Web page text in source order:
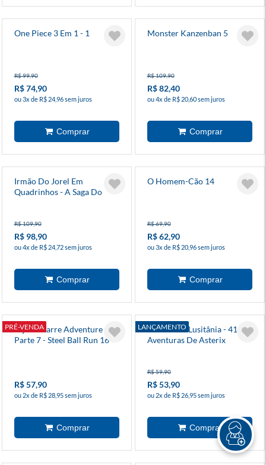
One Piece 3 Em 1 - 1
R$ 99,90
R$ 74,90
ou 3x de R$ 24,96 sem juros
Monster Kanzenban 5
R$ 109,90
R$ 82,40
ou 4x de R$ 20,60 sem juros
Irmão Do Jorel Em
Quadrinhos - A Saga Do
R$ 109,90
R$ 98,90
ou 4x de R$ 24,72 sem juros
O Homem-Cão 14
R$ 69,90
R$ 62,90
ou 3x de R$ 20,96 sem juros
PRÉ-VENDA
Jojos Bizarre Adventure -
Parte 7 - Steel Ball Run 16
R$ 57,90
ou 2x de R$ 28,95 sem juros
LANÇAMENTO
Asterix Na Lusitânia - 41 As
Aventuras De Asterix
R$ 59,90
R$ 53,90
ou 2x de R$ 26,95 sem juros